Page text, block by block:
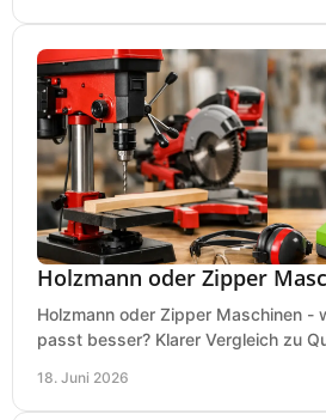
Holzmann oder Zipper
Holzmann oder Zipper Maschinen -
passt besser? Klarer Vergleich zu
18. Juni 2026